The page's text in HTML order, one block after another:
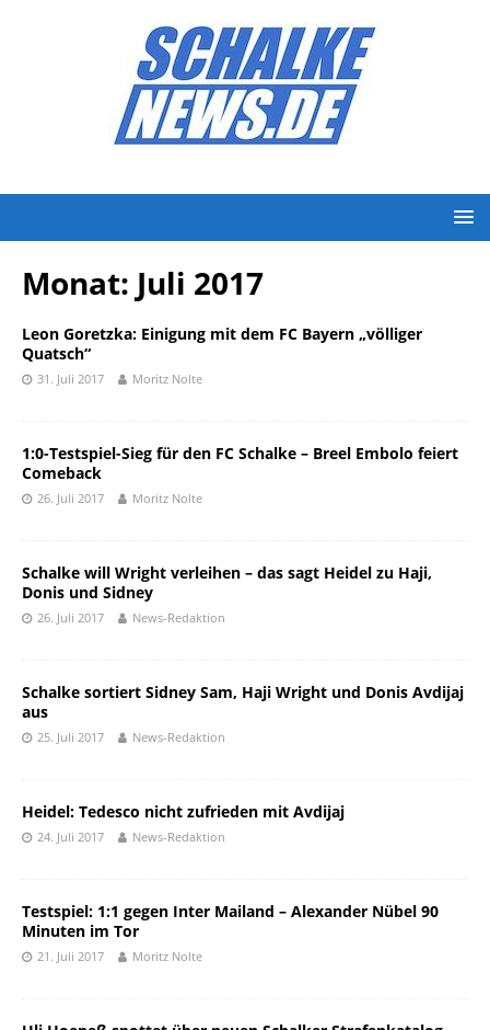
Monat: Juli 2017
Leon Goretzka: Einigung mit dem FC Bayern „völliger
Quatsch“
31. Juli 2017 Moritz Nolte
1:0-Testspiel-Sieg für den FC Schalke – Breel Embolo feiert
Comeback
26. Juli 2017 Moritz Nolte
Schalke will Wright verleihen – das sagt Heidel zu Haji,
Donis und Sidney
26. Juli 2017 News-Redaktion
Schalke sortiert Sidney Sam, Haji Wright und Donis Avdijaj
aus
25. Juli 2017 News-Redaktion
Heidel: Tedesco nicht zufrieden mit Avdijaj
24. Juli 2017 News-Redaktion
Testspiel: 1:1 gegen Inter Mailand – Alexander Nübel 90
Minuten im Tor
21. Juli 2017 Moritz Nolte